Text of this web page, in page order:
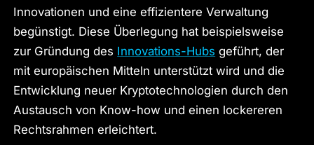
Innovationen und eine effizientere Verwaltung
begünstigt. Diese Überlegung hat beispielsweise
zur Gründung des Innovations-Hubs geführt, der
mit europäischen Mitteln unterstützt wird und die
Entwicklung neuer Kryptotechnologien durch den
Austausch von Know-how und einen lockereren
Rechtsrahmen erleichtert.